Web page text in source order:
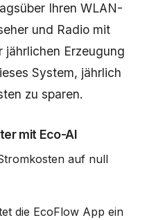
Ihren WLAN-
und Radio mit
jährlichen Erzeugung
System, jährlich
zu sparen.
mit Eco-AI
auf null
die EcoFlow App ein